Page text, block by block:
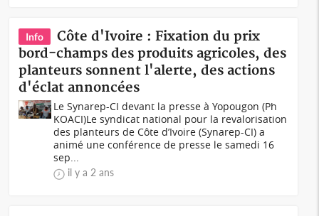
Info
Côte d'Ivoire : Fixation du prix
bord-champs des produits agricoles, des
planteurs sonnent l'alerte, des actions
d'éclat annoncées
Le Synarep-CI devant la presse à Yopougon (Ph
KOACI) Le syndicat national pour la revalorisation
des planteurs de Côte d’Ivoire (Synarep-CI) a
animé une conférence de presse le samedi 16
sep...
il y a 2 ans